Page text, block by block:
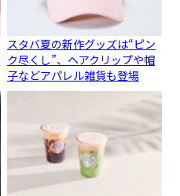
スタバ夏の新作グッズは“ピン
ク尽くし”、ヘアクリップや帽
子などアパレル雑貨も登場